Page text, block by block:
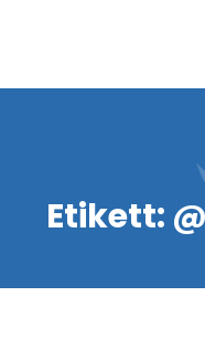
Etikett: